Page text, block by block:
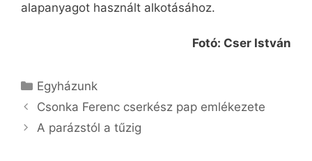
alapanyagot használt alkotásához.
Fotó: Cser István
Kategória
Egyházunk
Csonka Ferenc cserkész pap emlékezete
A parázstól a tűzig